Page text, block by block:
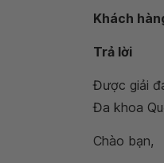
Khách
Trả lời
Được giải
Đa khoa
Chào bạn,